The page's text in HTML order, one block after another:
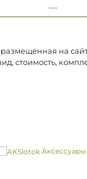
---
на
стоимость,